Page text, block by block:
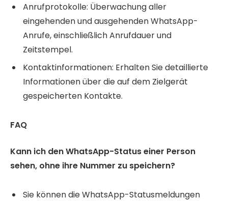
Anrufprotokolle: Überwachung aller
eingehenden und ausgehenden WhatsApp-
Anrufe, einschließlich Anrufdauer und
Zeitstempel.
Kontaktinformationen: Erhalten Sie detaillierte
Informationen über die auf dem Zielgerät
gespeicherten Kontakte.
FAQ
Kann ich den WhatsApp-Status einer Person
sehen, ohne ihre Nummer zu speichern?
Sie können die WhatsApp-Statusmeldungen